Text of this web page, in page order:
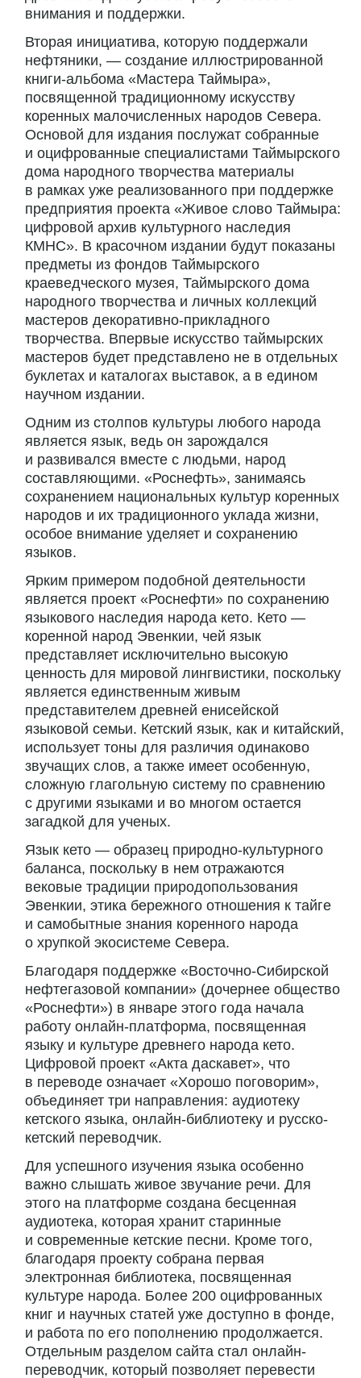
внимания и поддержки.
Вторая инициатива, которую поддержали
нефтяники, — создание иллюстрированной
книги-альбома «Мастера Таймыра»,
посвященной традиционному искусству
коренных малочисленных народов Севера.
Основой для издания послужат собранные
и оцифрованные специалистами Таймырского
дома народного творчества материалы
в рамках уже реализованного при поддержке
предприятия проекта «Живое слово Таймыра:
цифровой архив культурного наследия
КМНС». В красочном издании будут показаны
предметы из фондов Таймырского
краеведческого музея, Таймырского дома
народного творчества и личных коллекций
мастеров декоративно-прикладного
творчества. Впервые искусство таймырских
мастеров будет представлено не в отдельных
буклетах и каталогах выставок, а в едином
научном издании.
Одним из столпов культуры любого народа
является язык, ведь он зарождался
и развивался вместе с людьми, народ
составляющими. «Роснефть», занимаясь
сохранением национальных культур коренных
народов и их традиционного уклада жизни,
особое внимание уделяет и сохранению
языков.
Ярким примером подобной деятельности
является проект «Роснефти» по сохранению
языкового наследия народа кето. Кето —
коренной народ Эвенкии, чей язык
представляет исключительно высокую
ценность для мировой лингвистики, поскольку
является единственным живым
представителем древней енисейской
языковой семьи. Кетский язык, как и китайский,
использует тоны для различия одинаково
звучащих слов, а также имеет особенную,
сложную глагольную систему по сравнению
с другими языками и во многом остается
загадкой для ученых.
Язык кето — образец природно-культурного
баланса, поскольку в нем отражаются
вековые традиции природопользования
Эвенкии, этика бережного отношения к тайге
и самобытные знания коренного народа
о хрупкой экосистеме Севера.
Благодаря поддержке «Восточно-Сибирской
нефтегазовой компании» (дочернее общество
«Роснефти») в январе этого года начала
работу онлайн-платформа, посвященная
языку и культуре древнего народа кето.
Цифровой проект «Акта даскавет», что
в переводе означает «Хорошо поговорим»,
объединяет три направления: аудиотеку
кетского языка, онлайн-библиотеку и русско-
кетский переводчик.
Для успешного изучения языка особенно
важно слышать живое звучание речи. Для
этого на платформе создана бесценная
аудиотека, которая хранит старинные
и современные кетские песни. Кроме того,
благодаря проекту собрана первая
электронная библиотека, посвященная
культуре народа. Более 200 оцифрованных
книг и научных статей уже доступно в фонде,
и работа по его пополнению продолжается.
Отдельным разделом сайта стал онлайн-
переводчик, который позволяет перевести